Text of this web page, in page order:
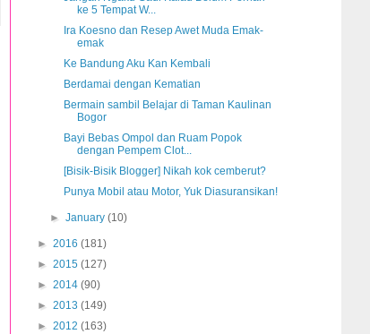
ke 5 Tempat W...
Ira Koesno dan Resep Awet Muda Emak-
emak
Ke Bandung Aku Kan Kembali
Berdamai dengan Kematian
Bermain sambil Belajar di Taman Kaulinan
Bogor
Bayi Bebas Ompol dan Ruam Popok
dengan Pempem Clot...
[Bisik-Bisik Blogger] Nikah kok cemberut?
Punya Mobil atau Motor, Yuk Diasuransikan!
►January(10)
► 2016 (181)
► 2015 (127)
► 2014 (90)
► 2013 (149)
► 2012 (163)